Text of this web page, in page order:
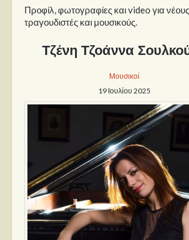
Live & Συναυλίες
Θέατρο
Συνεντεύξεις
Παρουσιάσεις
Δίσκοι
Ταινίες
Βιβλία
Video News
Καλλιτέχνες
Προφίλ, φωτογραφίες και video για νέους
τραγουδιστές και μουσικούς.
Τζένη Τζοάννα
Μουσικοί
19 Ιουλίου 2025